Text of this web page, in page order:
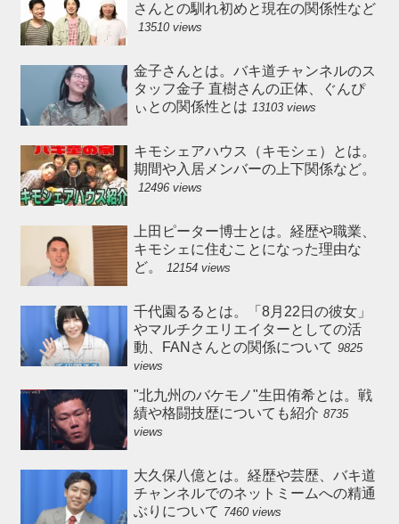
さんとの馴れ初めと現在の関係性など
13510 views
金子さんとは。バキ道チャンネルのス
タッフ金子 直樹さんの正体、ぐんぴ
ぃとの関係性とは 13103 views
キモシェアハウス（キモシェ）とは。
期間や入居メンバーの上下関係など。
12496 views
上田ピーター博士とは。経歴や職業、
キモシェに住むことになった理由な
ど。
12154 views
千代園るるとは。「8月22日の彼女」
やマルチクエリエイターとしての活
動、FANさんとの関係について 9825
views
"北九州のバケモノ"生田侑希とは。戦
績や格闘技歴についても紹介 8735
views
大久保八億とは。経歴や芸歴、バキ道
チャンネルでのネットミームへの精通
ぶりについて 7460 views